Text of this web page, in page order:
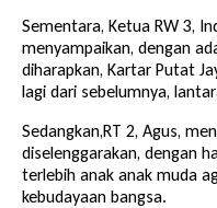
Sementara, Ketua RW 3,
menyampaikan, dengan
diharapkan, Kartar Putat
lagi dari sebelumnya,
Sedangkan,RT 2, Agus,
diselenggarakan, dengan
terlebih anak anak muda
kebudayaan bangsa.